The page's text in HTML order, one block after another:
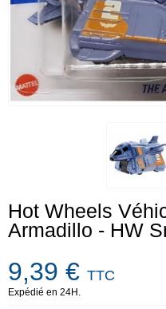
Hot Wheels
Armadillo - HW
9,39 € TTC
Expédié en 24H.